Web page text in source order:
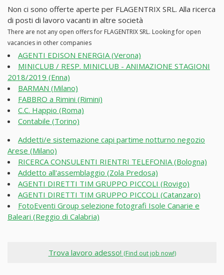
Non ci sono offerte aperte per FLAGENTRIX SRL. Alla ricerca
di posti di lavoro vacanti in altre società
There are not any open offers for FLAGENTRIX SRL. Looking for open
vacancies in other companies
AGENTI EDISON ENERGIA (Verona)
MINICLUB / RESP. MINICLUB - ANIMAZIONE STAGIONI
2018/2019 (Enna)
BARMAN (Milano)
FABBRO a Rimini (Rimini)
C.C. Happio (Roma)
Contabile (Torino)
Addetti/e sistemazione capi partime notturno negozio
Arese (Milano)
RICERCA CONSULENTI RIENTRI TELEFONIA (Bologna)
Addetto all'assemblaggio (Zola Predosa)
AGENTI DIRETTI TIM GRUPPO PICCOLI (Rovigo)
AGENTI DIRETTI TIM GRUPPO PICCOLI (Catanzaro)
FotoEventi Group selezione fotografi Isole Canarie e
Baleari (Reggio di Calabria)
Trova lavoro adesso! (Find out job now!)